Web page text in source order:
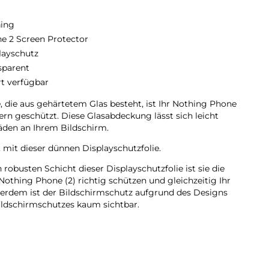
2 Screen Protector
verfügbar
die aus gehärtetem Glas besteht, ist Ihr Nothing Phone
geschützt. Diese Glasabdeckung lässt sich leicht
an Ihrem Bildschirm.
dieser dünnen Displayschutzfolie.
robusten Schicht dieser Displayschutzfolie ist sie die
Phone (2) richtig schützen und gleichzeitig Ihr
ist der Bildschirmschutz aufgrund des Designs
kaum sichtbar.